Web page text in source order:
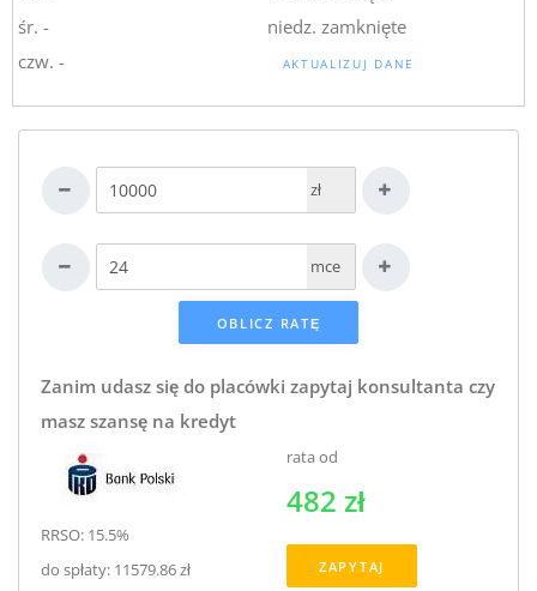
śr. -
czw. -
niedz. zamknięte
AKTUALIZUJ DANE
zł
mce
Zanim udasz się do placówki zapytaj konsultanta czy
masz szansę na kredyt
RRSO: 15.5%
do spłaty: 11579.86 zł
rata od
482 zł
ZAPYTAJ